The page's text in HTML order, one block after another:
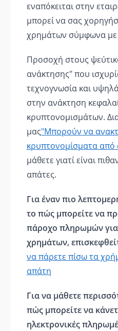
εναπόκειται στην
μπορεί να σας
χρημάτων σύμφωνα με
Προσοχή στους
ανάκτησης" που
τεχνογνωσία και
στην ανάκτηση
κρυπτονομισμάτων.
μας"Μπορούν να
κρυπτονομίσματα από
μάθετε γιατί είναι
απάτες.
Για έναν πιο
το πώς μπορείτε να
πάροχο πληρωμών
χρημάτων,
να πάρετε πίσω τα
απάτη
Για να μάθετε
πώς μπορείτε να
ηλεκτρονικές